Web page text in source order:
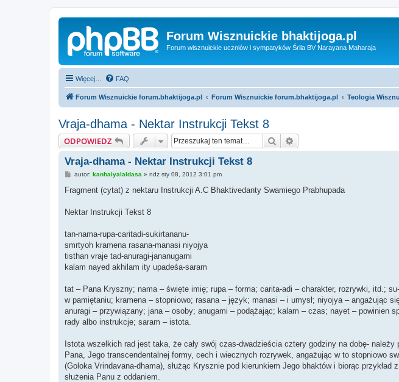
Forum Wisznuickie bhaktijoga.pl
Forum wisznuickie uczniów i sympatyków Śrila BV Narayana Maharaja
Więcej… FAQ
Forum Wisznuickie forum.bhaktijoga.pl Forum Wisznuickie forum.bhaktijoga.pl Teologia
Vraja-dhama - Nektar Instrukcji Tekst 8
ODPOWIEDZ Szukaj
Vraja-dhama - Nektar Instrukcji Tekst 8
P
s
autor: kanhaiyalaldasa » ndz sty 08, 2012 3:01 pm
Fragment (cytat) z nektaru Instrukcji A.C Bhaktivedanty Swamiego Prabhupada
Nektar Instrukcji Tekst 8
tan-nama-rupa-caritadi-sukirtananu-
smrtyoh kramena rasana-manasi niyojya
tisthan vraje tad-anuragi-jananugami
kalam nayed akhilam ity upadeśa-saram
tat – Pana Kryszny; nama – święte imię; rupa – forma; carita-adi – charakter, rozrywki, itd.;
w pamiętaniu; kramena – stopniowo; rasana – język; manasi – i umysł; niyojya – angażując
anuragi – przywiązany; jana – osoby; anugami – podążając; kalam – czas; nayet – powinien
rady albo instrukcje; saram – istota.
Istota wszelkich rad jest taka, że cały swój czas-dwadzieścia cztery godziny na dobę-
Pana, Jego transcendentalnej formy, cech i wiecznych rozrywek, angażując w to stopniowo
(Goloka Vrindavana-dhama), służąc Krysznie pod kierunkiem Jego bhaktów i biorąc
służenia Panu z oddaniem.